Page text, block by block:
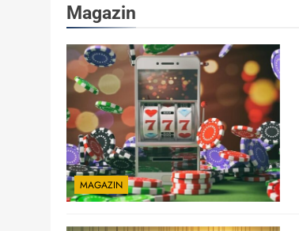
Magazin
MAGAZIN